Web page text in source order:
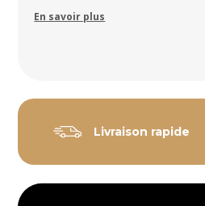
En savoir plus
Livraison rapide